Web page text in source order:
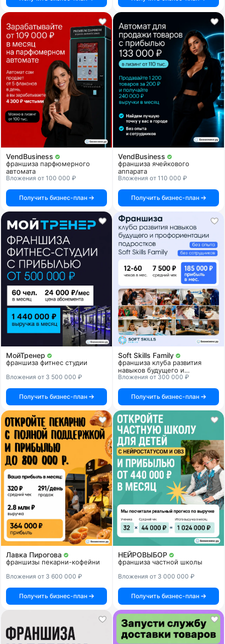
VendBusiness
франшиза парфюмерного
автомата
Вложения от 100 000 ₽
Получить бизнес-план
VendBusiness
франшиза ячейкового
аппарата
Вложения от 110 000 ₽
Получить бизнес-план
МойТренер
франшиза фитнес студии
Вложения от 3 500 000 ₽
Получить бизнес-план
Soft Skills Family
франшиза клуба развития
навыков будущего и
профориентации подростков
Вложения от 300 000 ₽
Получить бизнес-план
Лавка Пирогова
франшизы пекарни-кофейни
Вложения от 3 600 000 ₽
Получить бизнес-план
НЕЙРОВЫБОР
франшиза частной школы
Вложения от 3 000 000 ₽
Получить бизнес-план